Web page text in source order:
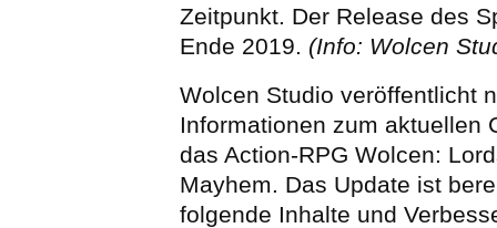
Zeitpunkt. Der Release des
Ende 2019. (Info: Wolcen
Wolcen Studio veröffentlicht
Informationen zum aktuellen
das Action-RPG Wolcen:
Mayhem. Das Update ist
folgende Inhalte und